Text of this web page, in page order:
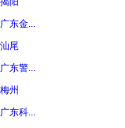
广东金...
汕尾
广东警...
梅州
广东科...